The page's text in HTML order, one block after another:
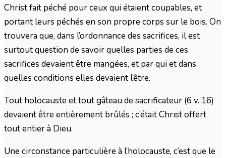
Christ fait péché pour ceux qui étaient coupables, et
portant leurs péchés en son propre corps sur le bois. On
trouvera que, dans l’ordonnance des sacrifices, il est
surtout question de savoir quelles parties de ces
sacrifices devaient être mangées, et par qui et dans
quelles conditions elles devaient l’être.
Tout holocauste et tout gâteau de sacrificateur (6 v. 16)
devaient être entièrement brûlés ; c’était Christ offert
tout entier à Dieu.
Une circonstance particulière à l’holocauste, c’est que le